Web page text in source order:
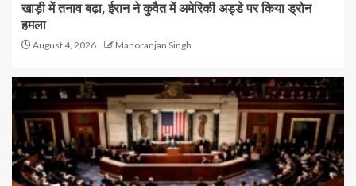
खाड़ी में तनाव बढ़ा, ईरान ने कुवैत में अमेरिकी अड्डे पर किया ड्रोन
हमला
August 4, 2026 Manoranjan Singh